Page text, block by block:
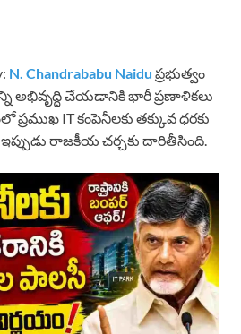
N. Chandrababu Naidu ప్రభుత్వం
అభివృద్ధి చేయడానికి భారీ ప్రణాళికలు
ప్రముఖ IT కంపెనీలకు తక్కువ ధరకు
రాజకీయ చర్చకు దారితీసింది.